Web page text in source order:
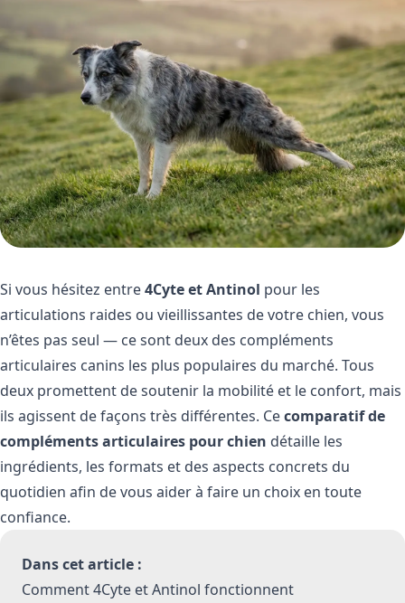
Si vous hésitez entre4Cyte et Antinol pour les
articulations raides ou vieillissantes de votre chien, vous
n’êtes pas seul — ce sont deux des compléments
articulaires canins les plus populaires du marché. Tous
deux promettent de soutenir la mobilité et le confort, mais
ils agissent de façons très différentes. Cecomparatif de
compléments articulaires pour chien détaille les
ingrédients, les formats et des aspects concrets du
quotidien afin de vous aider à faire un choix en toute
confiance.
Dans cet article :
Comment 4Cyte et Antinol fonctionnent